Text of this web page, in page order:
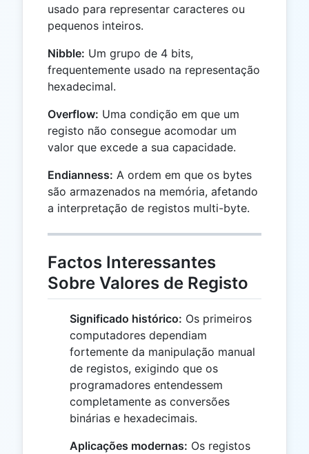
usado para representar caracteres ou
pequenos inteiros.
Nibble: Um grupo de 4 bits,
frequentemente usado na representação
hexadecimal.
Overflow: Uma condição em que um
registo não consegue acomodar um
valor que excede a sua capacidade.
Endianness: A ordem em que os bytes
são armazenados na memória, afetando
a interpretação de registos multi-byte.
Factos Interessantes
Sobre Valores de Registo
Significado histórico: Os primeiros
computadores dependiam
fortemente da manipulação manual
de registos, exigindo que os
programadores entendessem
completamente as conversões
binárias e hexadecimais.
Aplicações modernas: Os registos